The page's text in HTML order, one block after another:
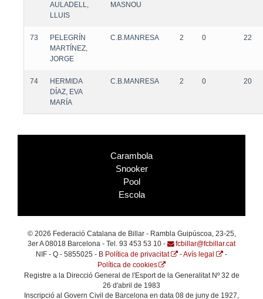
AULADELL,
LLUIS
MASNOU
73
PELEGRÍN
MARTÍNEZ,
JORGE
C.B.MANRESA 2 0 22
74
HERMIDA
DÍAZ, EVA
MARÍA
C.B.MANRESA 2 0 20
Carambola
Snooker
Pool
Escola
© 2026 Federació Catalana de Billar - Rambla Guipúscoa, 23-25,
3er A 08018 Barcelona - Tel. 93 453 53 10 -
fcbillar@fcbillar.cat
NIF - Q - 5855025 - B Política de privacitat -Avís legal
-
Política de cookies
Registre a la Direcció General de l'Esport de la Generalitat Nº 32 de
26 d'abril de 1983
Inscripció al Govern Civil de Barcelona en data 08 de juny de 1927,